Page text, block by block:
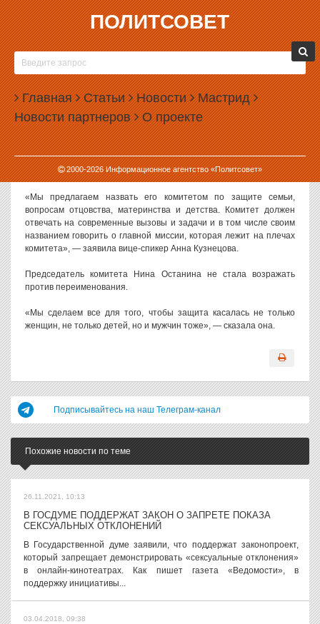
ПОЛИТСОВЕТ
Главная Статьи Новости Мастрид
Новости партнеров О проекте
2000-2026Информационное агентство «Политсовет»
26.10.2023, 17:05
КОМИТЕТ ГОСДУМЫ ЗАЙМЕТСЯ ВОПРОСАМИ
ОТЦОВСТВА
В Государственной думе переименовали комитет по вопросам
семьи, женщин и детей. В его название и сферу деятельности
добавили отцовство.
С предложением переименовать комитет выступил на днях
спикер Госдумы Вячеслав Володин. Идею сразу же реализовали.
«Мы предлагаем назвать его комитетом по защите семьи,
вопросам отцовства, материнства и детства. Комитет должен
отвечать на современные вызовы и задачи и в том числе своим
названием говорить о главной миссии, которая лежит на плечах
комитета», — заявила вице-спикер Анна Кузнецова.
Председатель комитета Нина Останина не стала возражать
против переименования.
«Мы сделаем все для того, чтобы защита касалась не только
женщин, не только детей, но и мужчин тоже», — сказала она.
Подписывайтесь на наш Телеграм-канал
Похожие новости по теме
26.11.2021, 10:13
В ГОСДУМЕ ПОДДЕРЖАТ ЗАКОН О ЗАПРЕТЕ ПОКАЗА
СЕКСУАЛЬНЫХ ОТКЛОНЕНИЙ
В Государственной думе заявили, что поддержат законопроект,
который запрещает демонстрировать «сексуальные отклонения»
в онлайн-кинотеатрах. Как пишет газета «Ведомости», в
поддержку инициативы...
03.04.2018, 09:38